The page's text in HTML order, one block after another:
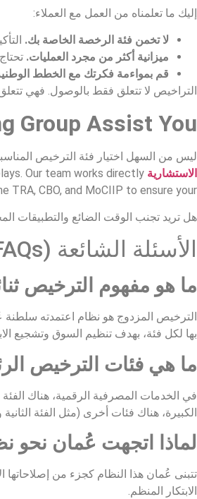
إليك ما تعلمناه من العمل مع العملاء:
لا تخمن فئة الرخصة الخاصة بك.
ميزانية أكثر من مجرد العمليات.
قم بمواءمة فكرتك مع الخطط الوطنية
التراخيص لا تتعلق فقط بالوصول. فهي
Group Assist You?
ليس من السهل اختيار فئة الترخيص
الاستشارية Our team works directly
TRA, CBO, and MoCIIP to ensure your
هل تريد تجنب الوقت الضائع والتطبيقات
الأسئلة الشائعة (FAQs)
ما هو مفهوم الترخيص
الترخيص المزدوج هو نظام اعتمدته
بها لكل فئة، بهدف تنظيم السوق وتشجيع
ما هي فئات الترخيص
الكبيرة، هناك فئات أخرى (مثل الفئة الثانية
لماذا اتجهت عُمان نحو
تتبنى عُمان هذا النظام كجزء من إصلاحاتها
الابتكار المنظم.